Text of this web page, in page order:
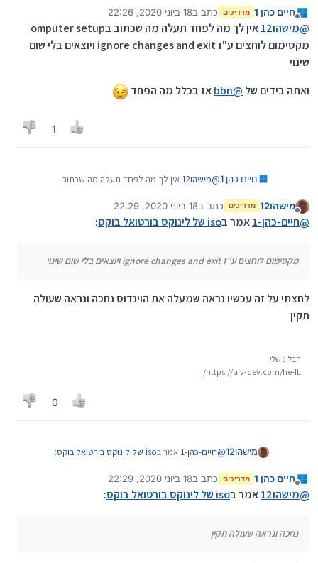
@מישהו12 עשית שינויים?
חיים כהן 1 מדריכים כתב ב18 ביוני 2020, 22:26
נערך לאחרונה על ידי חיים כהן 1
@מישהו12
אין לך מה לפחד תעלה מה שכתוב בomputer setup
מקסימום לוחצים ע"ז ignore changes and exit ויוצאים בלי שום
שינוי
ואתה בידים של @
bbnאז בכלל מה הפחד
1
חיים כהן 1 @מישהו12
אין לך מה לפחד תעלה מה שכתוב
בלי שום שינוי
ואתה בידים של@
bbn אז בכלל מה הפחד
מנותק
מישהו12 מדריכים כתב ב18 ביוני 2020, 22:29
נערך לאחרונה על ידי
@חיים-כהן-1 אמר בiso של לינוקס בורטואל בוקס :
מקסימום לוחצים ע"ז ignore changes and exit ויוצאים בלי שום שינוי
לחצתי על זה עכשיו נראה שמעלה את הוינדוס נחכה ונראה שעולה
תקין
הבלוג שלי
https://aiv-dev.com/he-IL/
0
מישהו12 @חיים-כהן-1 אמר בiso של לינוקס בורטואל בוקס :
מקסימום לוחצים ע"ז ignore changes and exit
ויוצאים בלי שום שינוי
שעולה תקין
חיים כהן 1 מדריכים כתב ב18 ביוני 2020, 22:29
נערך לאחרונה על ידי
@מישהו12 אמר בiso של לינוקס בורטואל בוקס :
נחכה ונראה שעולה תקין